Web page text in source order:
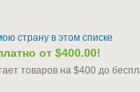
страну в этом списке
от $400.00!
товаров на $400 до